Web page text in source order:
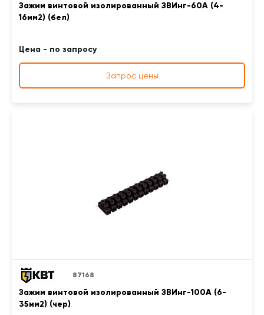
Зажим винтовой изолированный ЗВИнг-60А (4-
16мм2) (бел)
Цена - по запросу
Запрос цены
87168
Зажим винтовой изолированный ЗВИнг-100А (6-
35мм2) (чер)